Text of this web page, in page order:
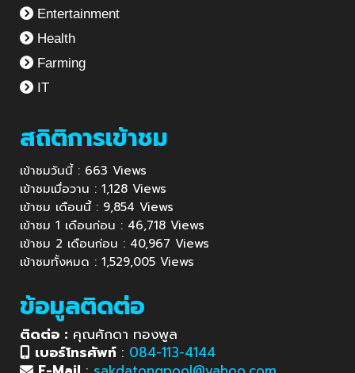
Entertainment
Health
Farming
IT
สถิติการเข้าชม
เข้าชมวันนี้ : 663 Views
เข้าชมเมื่อวาน : 1,128 Views
เข้าชม เดือนนี้ : 9,854 Views
เข้าชม 1 เดือนก่อน : 46,718 Views
เข้าชม 2 เดือนก่อน : 40,967 Views
เข้าชมทั้งหมด : 1,529,005 Views
ข้อมูลติดต่อ
ติดต่อ : คุณศักดา ทองพูล
เบอร์โทรศัพท์ : 084-113-4144